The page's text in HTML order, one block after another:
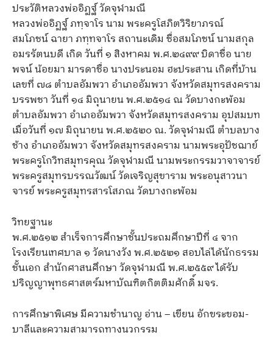
ประวัติหลวงพ่ออิฏฐ์ วัดจุฬามณี
หลวงพ่ออิฏฐ์ ภทฺจาโร นาม พระครูโสภิตวิริยาภรณ์
สมโภชน์ ฉายา ภทฺทจาโร สถานะเดิม ชื่อสมโภชน์ นามสกุล
อมรรัตนบดี เกิด วันที่ ๑ สิงหาคม พ.ศ.๒๔๙๙ บิดาชื่อ นาย
พจน์ น้อยมา มารดาชื่อ นางประนอม ฮะประสาน เกิดที่บ้าน
เลขที่ ๗๘ ตำบลอัมพวา อำเภออัมพวา จังหวัดสมุทรสงคราม
บรรพชา วันที่ ๑๔ มิถุนายน พ.ศ.๒๕๑๔ ณ วัดบางกะพ้อม
ตำบลอัมพวา อำเภออัมพวา จังหวัดสมุทรสงคราม อุปสมบท
เมื่อวันที่ ๑๗ มิถุนายน พ.ศ.๒๕๒๐ ณ. วัดจุฬามณี ตำบลบาง
ช้าง อำเภออัมพวา จังหวัดสมุทรสงคราม นามพระอุปัชฌาย์
พระครูโกวิทสมุทรคุณ วัดจุฬามณี นามพระกรรมวาจาจารย์
พระครูสมุทรบรรณวัฒน์ วัดเจริญสุขาราม พระอนุสาวนา
จารย์ พระครูสมุทรสารโสภณ วัดบางกะพ้อม
วิทยฐานะ
พ.ศ.๒๕๑๒ สำเร็จการศึกษาชั้นประถมศึกษาปีที่ ๔ จาก
โรงเรียนเทศบาล ๑ วัดนางวัง พ.ศ.๒๕๒๑ สอบไล่ได้นักธรรม
ชั้นเอก สำนักศาสนศึกษา วัดจุฬามณี พ.ศ.๒๕๕๙ ได้รับ
ปริญญาพุทธศาสตร์มหาบัณฑิตกิตติมศักดิ์ มจร.
การศึกษาพิเศษ มีความชำนาญ อ่าน – เขียน อักขระขอม-
บาลีและความสามารถทางนวกรรม